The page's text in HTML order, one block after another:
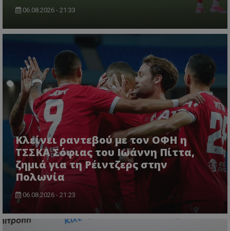
06.08.2026 - 21:33
Κλείνει ραντεβού με τον ΟΦΗ η
ΤΣΣΚΑ Σόφιας του Ιωάννη Πίττα,
ζημιά για τη Ρέιντζερς στην
Πολωνία
06.08.2026 - 21:23